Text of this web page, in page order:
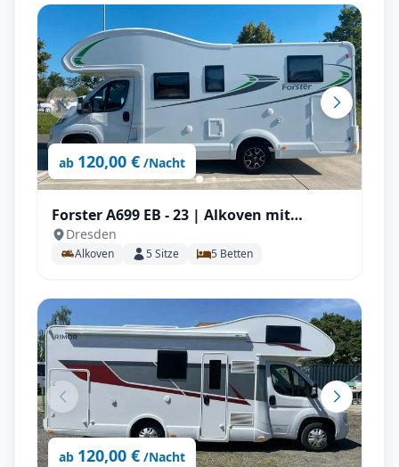
ab 120,00 € /Nacht
Forster A699 EB - 23 | Alkoven mit
Einzelbett für bis zu 5 P.
Dresden
Alkoven 5Sitze 5 Betten
ab 120,00 € /Nacht